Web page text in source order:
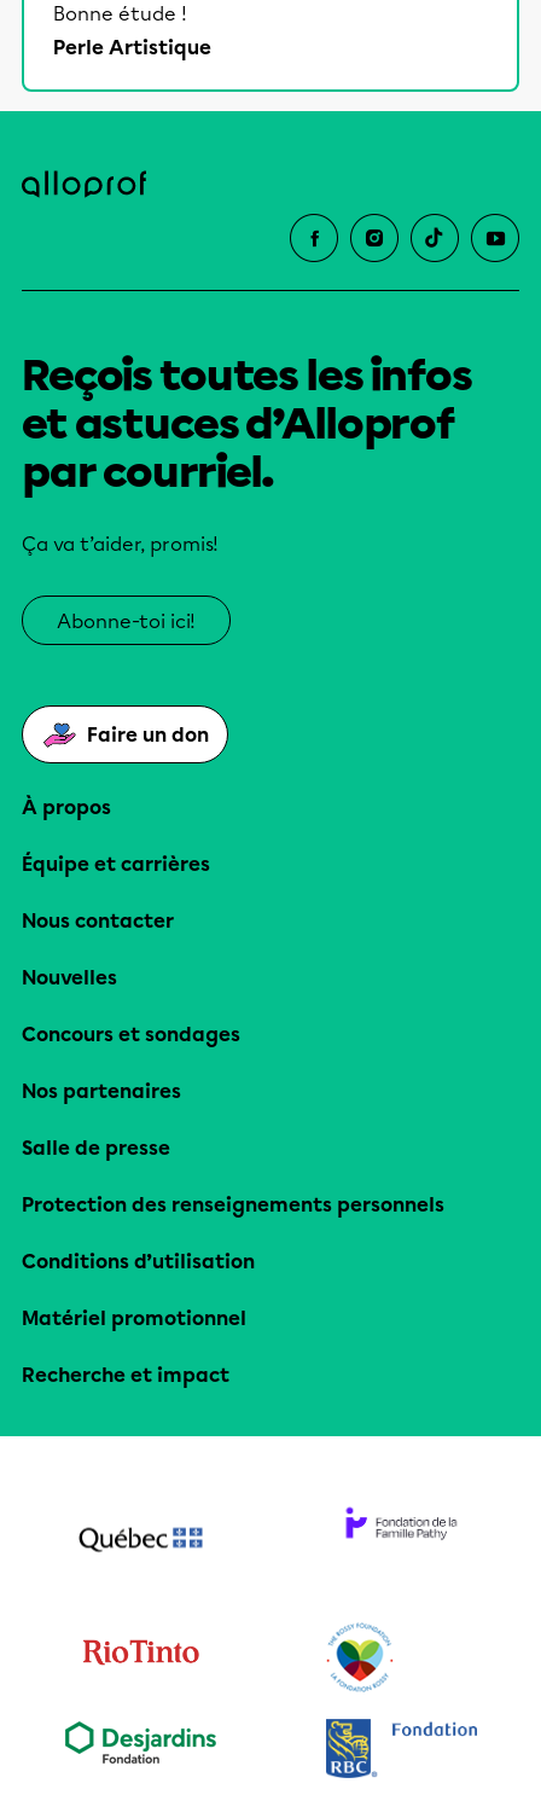
Bonne étude !
Perle Artistique
Reçois toutes les infos
et astuces d’Alloprof
par courriel.
Ça va t’aider, promis!
Abonne-toi ici!
Faire un don
À propos
Équipe et carrières
Nous contacter
Nouvelles
Concours et sondages
Nos partenaires
Salle de presse
Protection des renseignements personnels
Conditions d’utilisation
Matériel promotionnel
Recherche et impact